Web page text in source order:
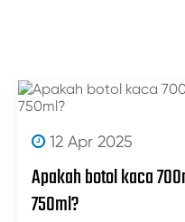
12 Apr 2025
Apakah botol kaca
750ml?